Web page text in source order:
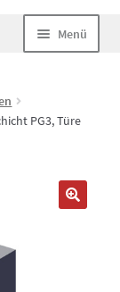
Menü
PG3, Türe